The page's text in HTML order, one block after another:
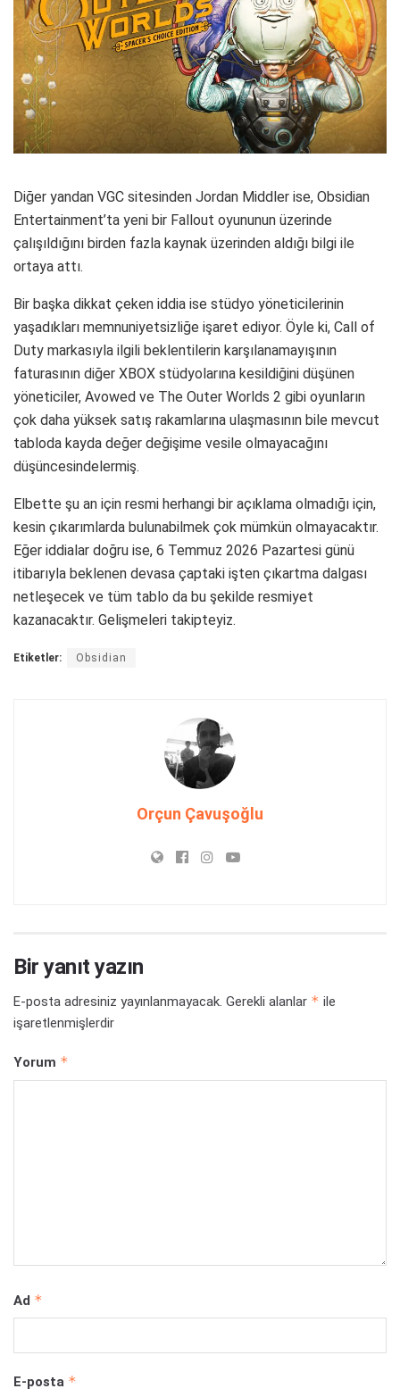
Diğer yandan VGC sitesinden Jordan Middler ise, Obsidian
Entertainment’ta yeni bir Fallout oyununun üzerinde
çalışıldığını birden fazla kaynak üzerinden aldığı bilgi ile
ortaya attı.
Bir başka dikkat çeken iddia ise stüdyo yöneticilerinin
yaşadıkları memnuniyetsizliğe işaret ediyor. Öyle ki, Call of
Duty markasıyla ilgili beklentilerin karşılanamayışının
faturasının diğer XBOX stüdyolarına kesildiğini düşünen
yöneticiler, Avowed ve The Outer Worlds 2 gibi oyunların
çok daha yüksek satış rakamlarına ulaşmasının bile mevcut
tabloda kayda değer değişime vesile olmayacağını
düşüncesindelermiş.
Elbette şu an için resmi herhangi bir açıklama olmadığı için,
kesin çıkarımlarda bulunabilmek çok mümkün olmayacaktır.
Eğer iddialar doğru ise, 6 Temmuz 2026 Pazartesi günü
itibarıyla beklenen devasa çaptaki işten çıkartma dalgası
netleşecek ve tüm tablo da bu şekilde resmiyet
kazanacaktır. Gelişmeleri takipteyiz.
Etiketler: Obsidian
Orçun Çavuşoğlu
Bir yanıt yazın
E-posta adresiniz yayınlanmayacak. Gerekli alanlar * ile
işaretlenmişlerdir
Yorum *
Ad *
E-posta *